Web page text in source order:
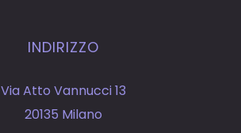
INDIRIZZO
Via Atto Vannucci 13
20135 Milano